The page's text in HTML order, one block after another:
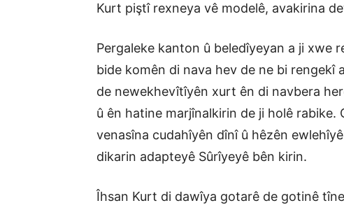
Kurt piştî rexneya vê modelê, avakirina
Pergaleke kanton û beledîyeyan a ji xwe
bide komên di nava hev de ne bi rengekî
de newekhevîtîyên xurt ên di navbera
û ên hatine marjînalkirin de ji holê
venasîna cudahîyên dînî û hêzên
dikarin adapteyê Sûrîyeyê bên kirin.
Îhsan Kurt di dawîya gotarê de gotinê